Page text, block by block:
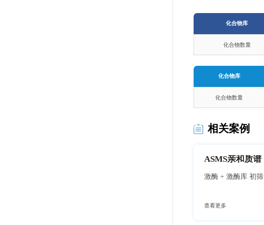
化合物库
化合物数量
化合物库
化合物数量
相关案例
ASMS亲和质谱
激酶 + 激酶库 初筛
查看更多